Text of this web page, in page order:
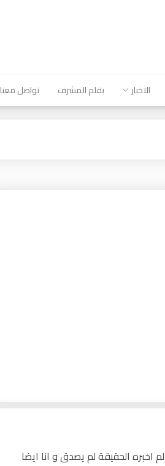
الاخبار بقلم المشرف تواصل معنا
الحقيقة لم يصدق و انا ايضا